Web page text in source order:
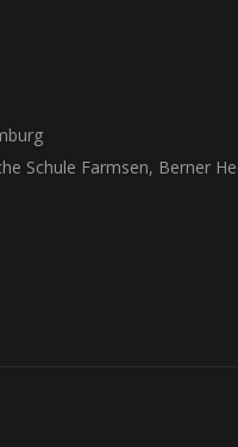
Schule Farmsen, Berner